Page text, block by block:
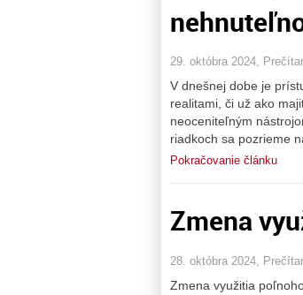
29. októbra 2024,
V dnešnej dobe je
realitami, či už ako
neoceniteľným
riadkoch sa pozrieme
Pokračovanie článku
Zmena
28. októbra 2024,
Zmena využitia